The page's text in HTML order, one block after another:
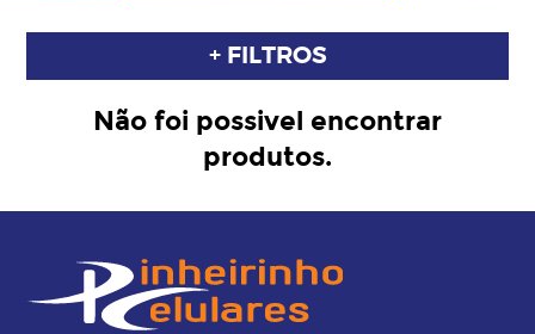
+ FILTROS
Não foi possivel encontrar
produtos.